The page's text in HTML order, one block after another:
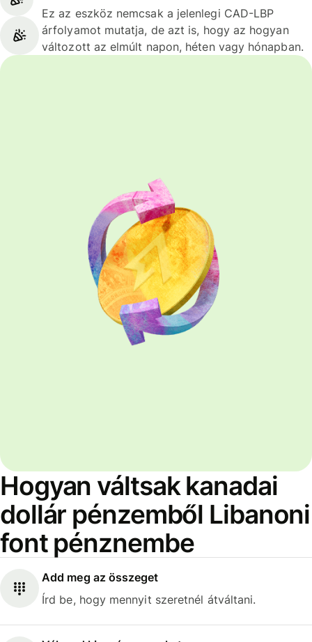
Ez az eszköz nemcsak a jelenlegi CAD-LBP
árfolyamot mutatja, de azt is, hogy az hogyan
változott az elmúlt napon, héten vagy hónapban.
Hogyan váltsak kanadai
dollár pénzemből Libanoni
font pénznembe
Add meg az összeget
Írd be, hogy mennyit szeretnél átváltani.